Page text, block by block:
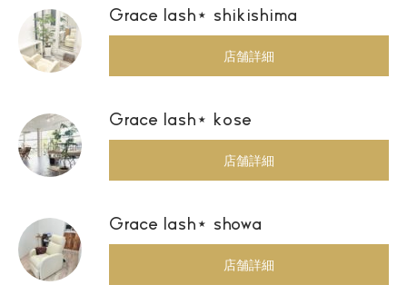
Grace lash⋆ shikishima
店舗詳細
Grace lash⋆ kose
店舗詳細
Grace lash⋆ showa
店舗詳細